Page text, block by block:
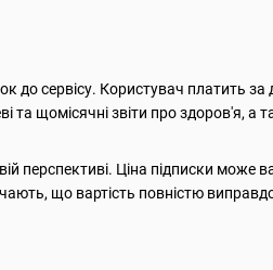
до сервісу. Користувач платить за
щомісячні звіти про здоров'я, а
перспективі. Ціна підписки може
що вартість повністю